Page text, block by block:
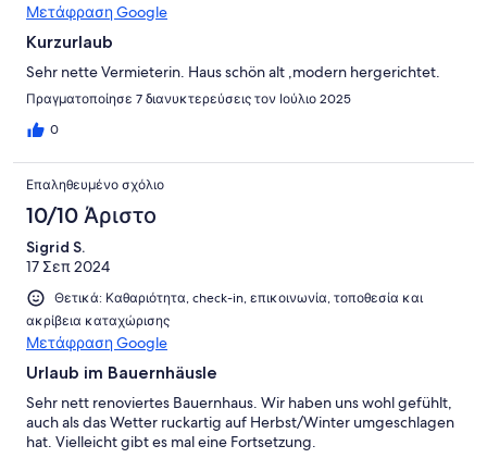
Μετάφραση Google
Kurzurlaub
Sehr nette Vermieterin. Haus schön alt ,modern hergerichtet.
Πραγματοποίησε 7 διανυκτερεύσεις τον Ιούλιο 2025
0
Επαληθευμένο σχόλιο
10/10 Άριστο
Sigrid S.
17 Σεπ 2024
Θετικά: Καθαριότητα, check-in, επικοινωνία, τοποθεσία και
ακρίβεια καταχώρισης
Μετάφραση Google
Urlaub im Bauernhäusle
Sehr nett renoviertes Bauernhaus. Wir haben uns wohl gefühlt,
auch als das Wetter ruckartig auf Herbst/Winter umgeschlagen
hat. Vielleicht gibt es mal eine Fortsetzung.